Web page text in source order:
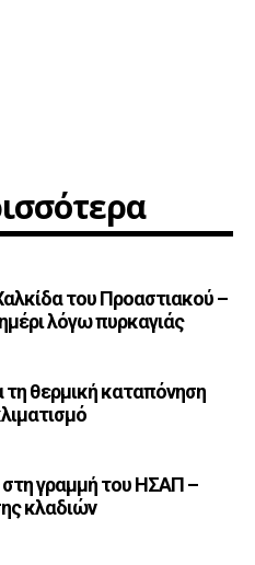
του Προαστιακού –
λόγω πυρκαγιάς
τη θερμική καταπόνηση
γραμμή του ΗΣΑΠ –
κλαδιών